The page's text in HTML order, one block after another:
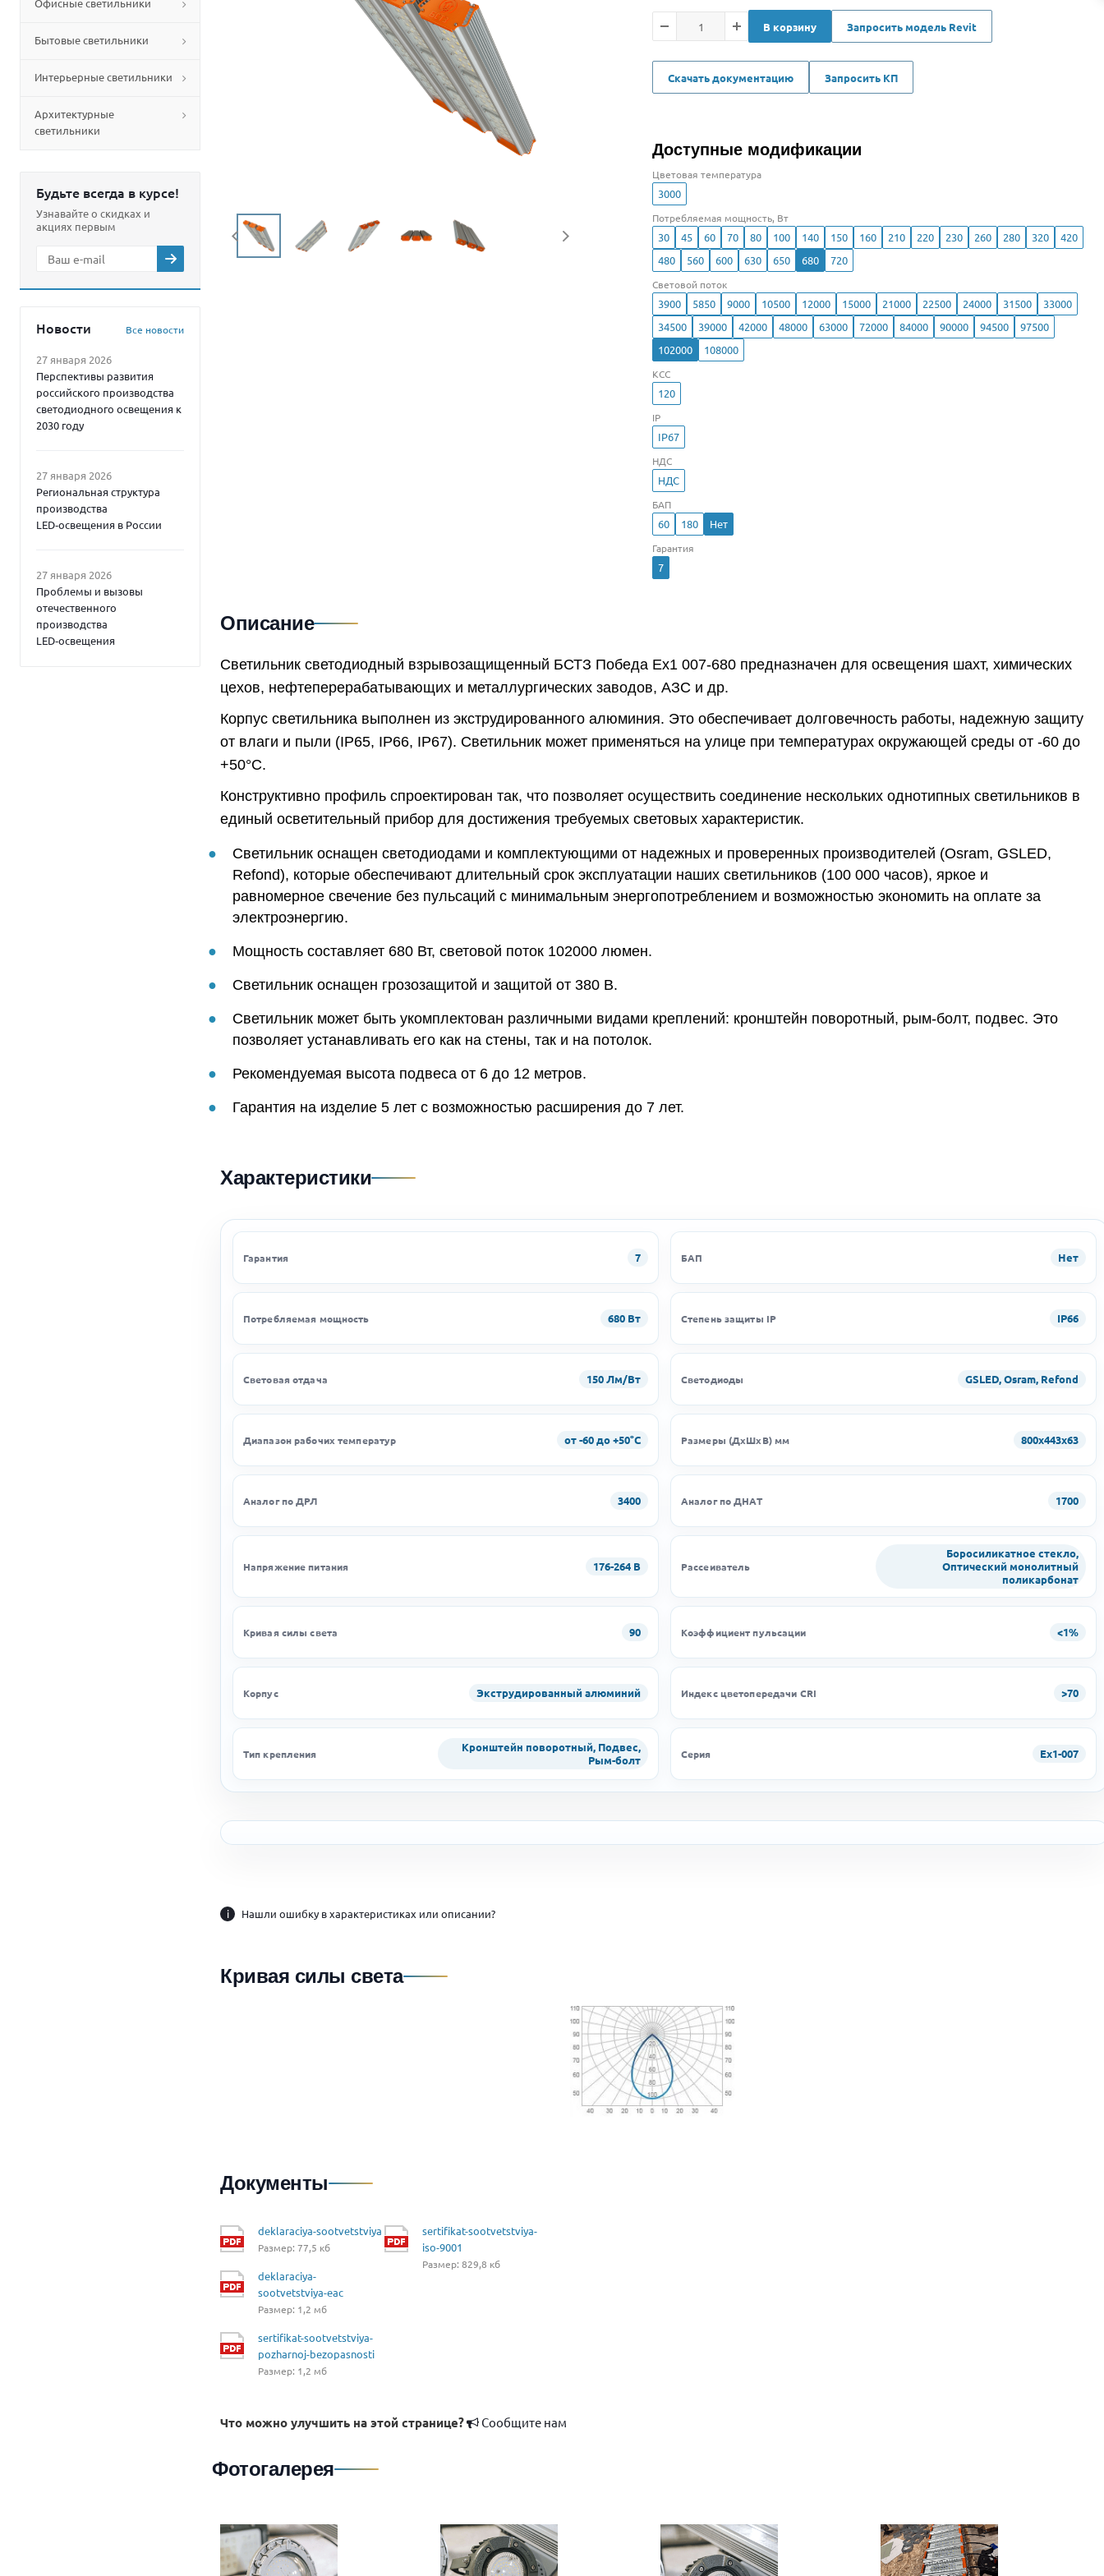
Офисные светильники
Бытовые светильники
Интерьерные светильники
Архитектурные
светильники
Будьте всегда в курсе!
Узнавайте о скидках и
акциях первым
Новости Все новости
27 января 2026
Перспективы развития
российского производства
светодиодного освещения к
2030 году
27 января 2026
Региональная структура
производства
LED‑освещения в России
27 января 2026
Проблемы и вызовы
отечественного
производства
LED‑освещения
В корзину Запросить модель Revit
Скачать документацию Запросить КП
Доступные модификации
Цветовая температура
3000
Потребляемая мощность, Вт
30 45 60 70 80 100 140 150 160 210 220 230 260 280 320
420
480
560 600 630 650 680 720
Световой поток
3900 5850 9000 10500 12000 15000 21000 22500 24000 31500
33000
34500
39000 42000 48000 63000 72000 84000 90000 94500
97500
102000
108000
КСС
120
IP
IP67
НДС
НДС
БАП
60 180 Нет
Гарантия
7
Описание
Светильник светодиодный взрывозащищенный БСТЗ Победа Ex1 007-680 предназначен для освещения шахт, химических
цехов, нефтеперерабатывающих и металлургических заводов, АЗС и др.
Корпус светильника выполнен из экструдированного алюминия. Это обеспечивает долговечность работы, надежную защиту
от влаги и пыли (IP65, IP66, IP67). Светильник может применяться на улице при температурах окружающей среды от -60 до
+50°C.
Конструктивно профиль спроектирован так, что позволяет осуществить соединение нескольких однотипных светильников в
единый осветительный прибор для достижения требуемых световых характеристик.
Светильник оснащен светодиодами и комплектующими от надежных и проверенных производителей (Osram, GSLED,
Refond), которые обеспечивают длительный срок эксплуатации наших светильников (100 000 часов), яркое и
равномерное свечение без пульсаций с минимальным энергопотреблением и возможностью экономить на оплате за
электроэнергию.
Мощность составляет 680 Вт, световой поток 102000 люмен.
Светильник оснащен грозозащитой и защитой от 380 В.
Светильник может быть укомплектован различными видами креплений: кронштейн поворотный, рым-болт, подвес. Это
позволяет устанавливать его как на стены, так и на потолок.
Рекомендуемая высота подвеса от 6 до 12 метров.
Гарантия на изделие 5 лет с возможностью расширения до 7 лет.
Характеристики
Гарантия 7 БАП Нет
Потребляемая мощность 680 Вт Степень защиты IP IP66
Световая отдача 150 Лм/Вт Светодиоды GSLED, Osram, Refond
Диапазон рабочих температур от -60 до +50°C Размеры (ДхШхВ) мм 800х443х63
Аналог по ДРЛ 3400 Аналог по ДНАТ 1700
Напряжение питания 176-264 В Рассеиватель
Боросиликатное стекло,
Оптический монолитный
поликарбонат
Кривая силы света 90 Коэффициент пульсации <1%
Корпус Экструдированный алюминий Индекс цветопередачи CRI >70
Тип крепления
Кронштейн поворотный, Подвес,
Рым-болт
Серия Ex1-007
i Нашли ошибку в характеристиках или описании?
Кривая силы света
Документы
deklaraciya-sootvetstviya
Размер: 77,5 кб
deklaraciya-
sootvetstviya-eac
Размер: 1,2 мб
sertifikat-sootvetstviya-
pozharnoj-bezopasnosti
Размер: 1,2 мб
sertifikat-sootvetstviya-
iso-9001
Размер: 829,8 кб
Что можно улучшить на этой странице? Сообщите нам
Фотогалерея